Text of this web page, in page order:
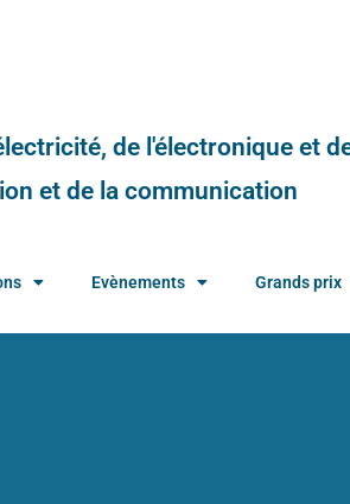
de l'électronique et
et de la communication
Evènements Grands prix